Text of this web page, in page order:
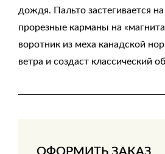
дождя. Пальто застегивается
прорезные карманы на
воротник из меха канадской
ветра и создаст классический
ОФОРМИТЬ ЗАКАЗ